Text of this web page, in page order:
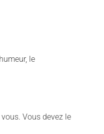
le
Vous devez le